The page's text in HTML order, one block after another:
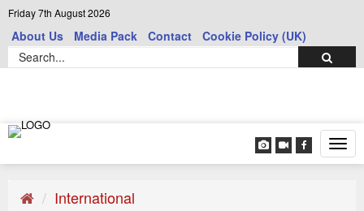
Friday 7th August 2026
About Us Media Pack Contact Cookie Policy (UK)
International